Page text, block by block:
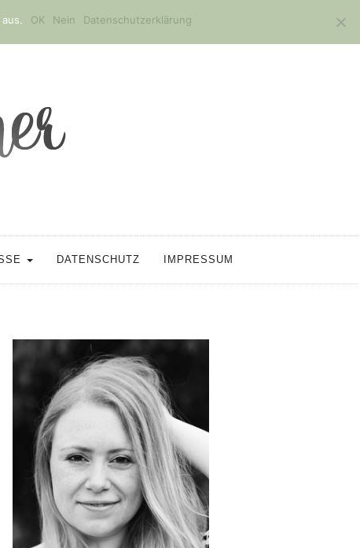
DATENSCHUTZ IMPRESSUM
OK Nein Datenschutzerklärung